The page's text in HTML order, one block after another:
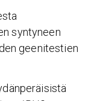
syntyneen
geenitestien